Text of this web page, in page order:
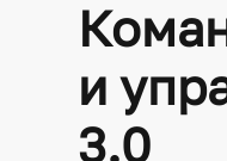
и
3.0